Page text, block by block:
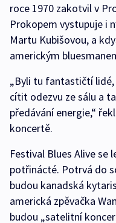
roce 1970 zakotvil v
Prokopem vystupuje i
Martu Kubišovou, a
americkým
„Byli tu fantastičtí
cítit odezvu ze sálu a
předávání energie,“
koncertě.
Festival Blues Alive se
potřinácté. Potrvá do
budou kanadská
americká zpěvačka
budou „satelitní